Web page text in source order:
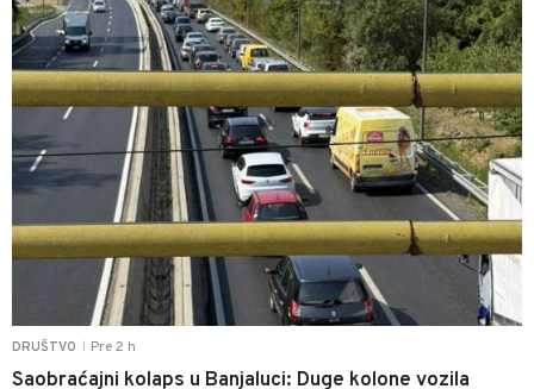
DRUŠTVO Pre 2 h
Saobraćajni kolaps u Banjaluci: Duge kolone vozila